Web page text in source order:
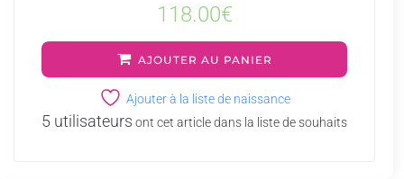
118.00€
AJOUTER AU PANIER
Ajouter à la liste de naissance
5 utilisateurs ont cet article dans la liste de souhaits